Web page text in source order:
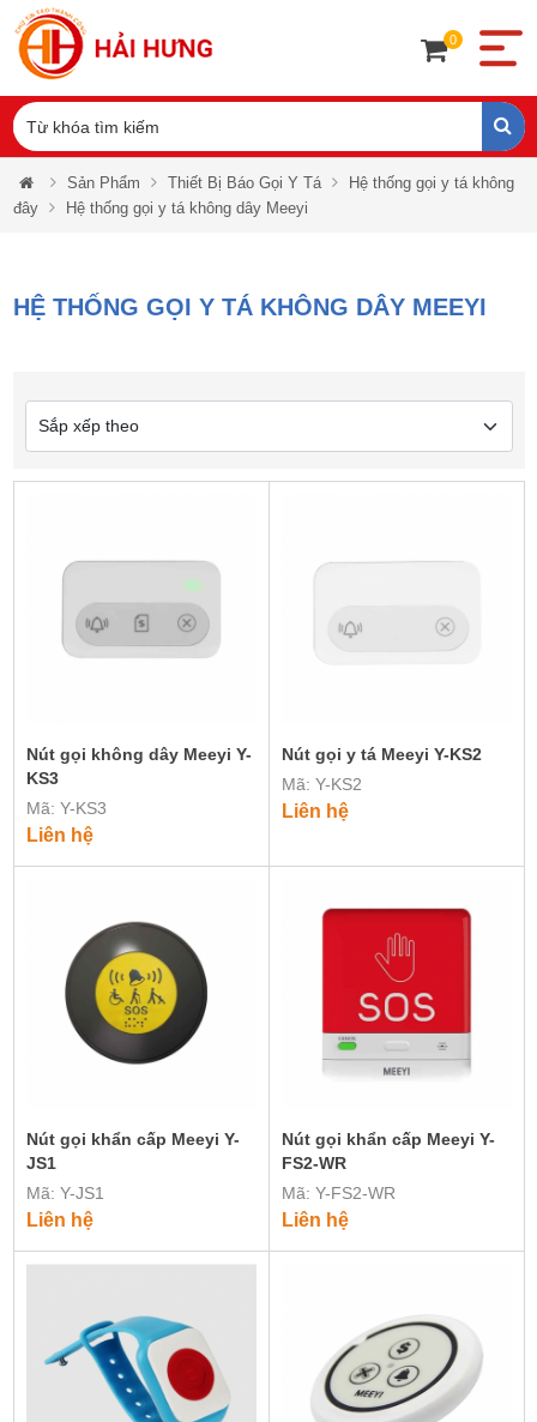
0
Sản Phẩm Thiết Bị Báo Gọi Y Tá
Hệ thống gọi y tá không
đây
Hệ thống gọi y tá không dây Meeyi
HỆ THỐNG GỌI Y TÁ KHÔNG DÂY MEEYI
Nút gọi không dây Meeyi Y-
KS3
Mã: Y-KS3
Liên hệ
Nút gọi y tá Meeyi Y-KS2
Mã: Y-KS2
Liên hệ
Nút gọi khẩn cấp Meeyi Y-
JS1
Mã: Y-JS1
Liên hệ
Nút gọi khẩn cấp Meeyi Y-
FS2-WR
Mã: Y-FS2-WR
Liên hệ